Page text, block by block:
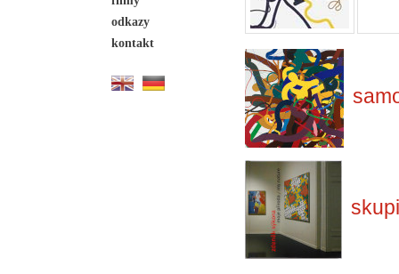
odkazy
kontakt